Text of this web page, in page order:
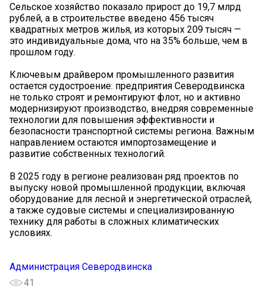
Сельское хозяйство показало прирост до 19,7 млрд
рублей, а в строительстве введено 456 тысяч
квадратных метров жилья, из которых 209 тысяч —
это индивидуальные дома, что на 35% больше, чем в
прошлом году.
Ключевым драйвером промышленного развития
остается судостроение: предприятия Северодвинска
не только строят и ремонтируют флот, но и активно
модернизируют производство, внедряя современные
технологии для повышения эффективности и
безопасности транспортной системы региона. Важным
направлением остаются импортозамещение и
развитие собственных технологий.
В 2025 году в регионе реализован ряд проектов по
выпуску новой промышленной продукции, включая
оборудование для лесной и энергетической отраслей,
а также судовые системы и специализированную
технику для работы в сложных климатических
условиях.
Администрация Северодвинска
41